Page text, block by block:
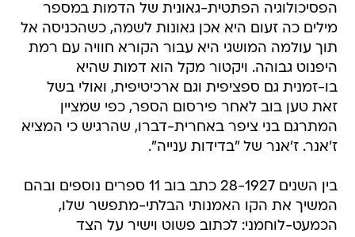
הפסיכולוגיה הפתטית-גאונית של הדמות במספר
מילים כה זעום היא אכן גאונות לשמה, כשהכניסה אל
תוך עולמה המושגי היא עבור הקורא חוויה עם רמת
היפנוט גבוהה. ויקטור מקל הוא דמות שהיא
בו-זמנית גם ספציפית וגם ארכיטיפית, ואולי בשל
זאת טען בוב לאחר פירסום הספר, כפי שמציין
המתרגם בני ציפר באחרית-דברו, שהרגיש כי המציא
ז'אנר. ז'אנר של "בדידות ענייה".
בין השנים 28-1927 כתב בוב 11 ספרים נוספים ובהם
המשיך את הקו האמנותי הבלתי-מתפשר שלו,
הכמעט-לוחמני: לכתוב פשוט וישיר על הצד